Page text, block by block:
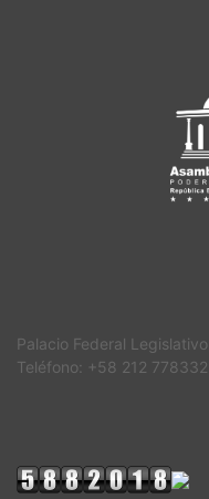
Palacio Federal
Teléfono: +58 212